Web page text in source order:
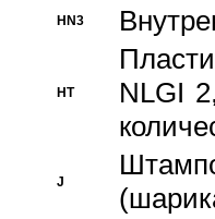
HN3
HT
NLGI
J